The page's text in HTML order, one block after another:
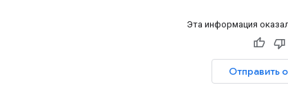
Эта информация
Отправить